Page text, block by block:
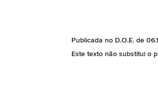
Publicada no D.O.E. de
Este texto não substitui o